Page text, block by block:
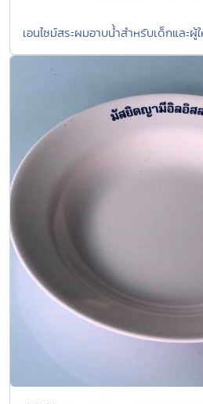
เอนไซม์สระผมอาบน้ำสำหรับเด็กและผู้